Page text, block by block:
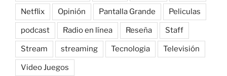
Netflix Opinión Pantalla Grande Peliculas
podcast Radio en línea Reseña Staff
Stream streaming Tecnologia Televisión
Video Juegos